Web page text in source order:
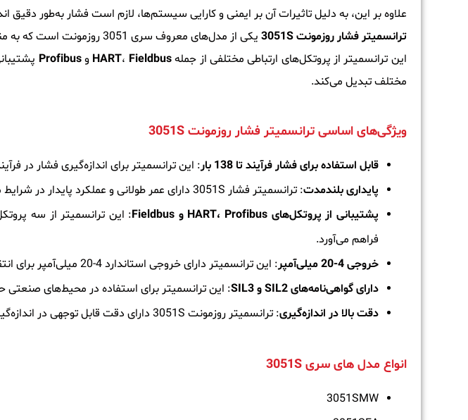
علاوه بر این، به دلیل تاثیرات آن بر ایمنی و کارایی سیستم‌ها، لازم است فشار به‌طور دقیق
ترانسمیتر فشار روزمونت 3051S
یکی از مدل‌های معروف سری 3051 روزمونت است که به منظور اندازه‌گیری فشار، دبی و سطح در صنایع مختلف طراحی شده است.
این ترانسمیتر از پروتکل‌های ارتباطی مختلفی از جمله
HART، Fieldbus وProfibus
مختلف تبدیل می‌کند.
ویژگی‌های اساسی ترانسمیتر فشار روزمونت 3051S
قابل استفاده برای فشار فرآیند تا 138 بار
: این ترانسمیتر برای اندازه‌گیری فشار در فرآیندهای
پایداری بلندمدت: ترانسمیتر فشار 3051S دارای عمر طولانی و عملکرد پایدار در شرایط مختلف است.
پشتیبانی از پروتکل‌های HART، Profibus و Fieldbus
: این ترانسمیتر از سه
فراهم می‌آورد.
خروجی 4-20 میلی‌آمپر
: این ترانسمیتر دارای خروجی استاندارد 4-20 میلی‌آمپر برای انتقال سیگنال است.
دارای گواهی‌نامه‌های SIL2 و SIL3
: این ترانسمیتر برای استفاده در محیط‌های صنعتی
دقت بالا در اندازه‌گیری: ترانسمیتر روزمونت 3051S دارای دقت قابل توجهی در اندازه‌گیری فشار است.
انواع مدل های سری 3051S
3051SMW